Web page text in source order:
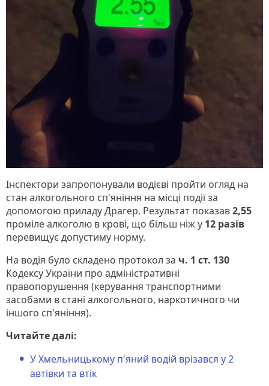
Інспектори запропонували водієві пройти огляд на
стан алкогольного сп'яніння на місці події за
допомогою приладу Драгер. Результат показав2,55
проміле алкоголю в крові, що більш ніж у 12 разів
перевищує допустиму норму.
На водія було складено протокол за ч. 1 ст. 130
Кодексу України про адміністративні
правопорушення (керування транспортними
засобами в стані алкогольного, наркотичного чи
іншого сп'яніння).
Читайте далі:
У Хмельницькому п'яний водій врізався у 2
автівки та втік